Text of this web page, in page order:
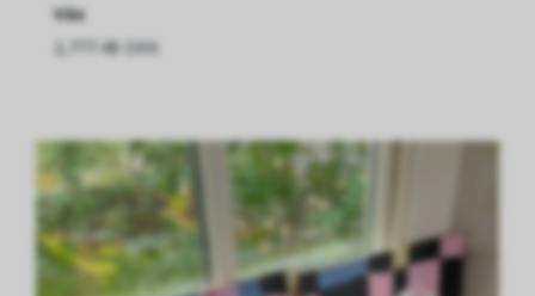
Väx
2,777.48 DKK